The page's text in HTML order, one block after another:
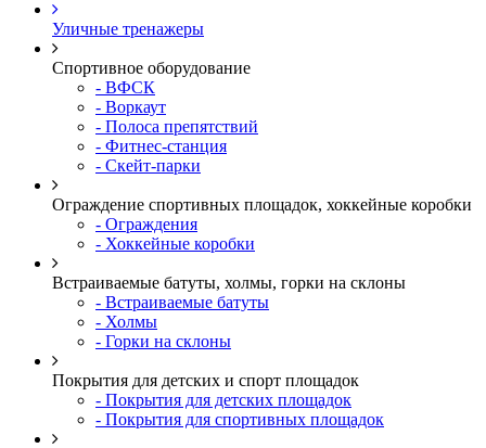
Уличные тренажеры
Спортивное оборудование
- ВФСК
- Воркаут
- Полоса препятствий
- Фитнес-станция
- Скейт-парки
Ограждение спортивных площадок, хоккейные коробки
- Ограждения
- Хоккейные коробки
Встраиваемые батуты, холмы, горки на склоны
- Встраиваемые батуты
- Холмы
- Горки на склоны
Покрытия для детских и спорт площадок
- Покрытия для детских площадок
- Покрытия для спортивных площадок